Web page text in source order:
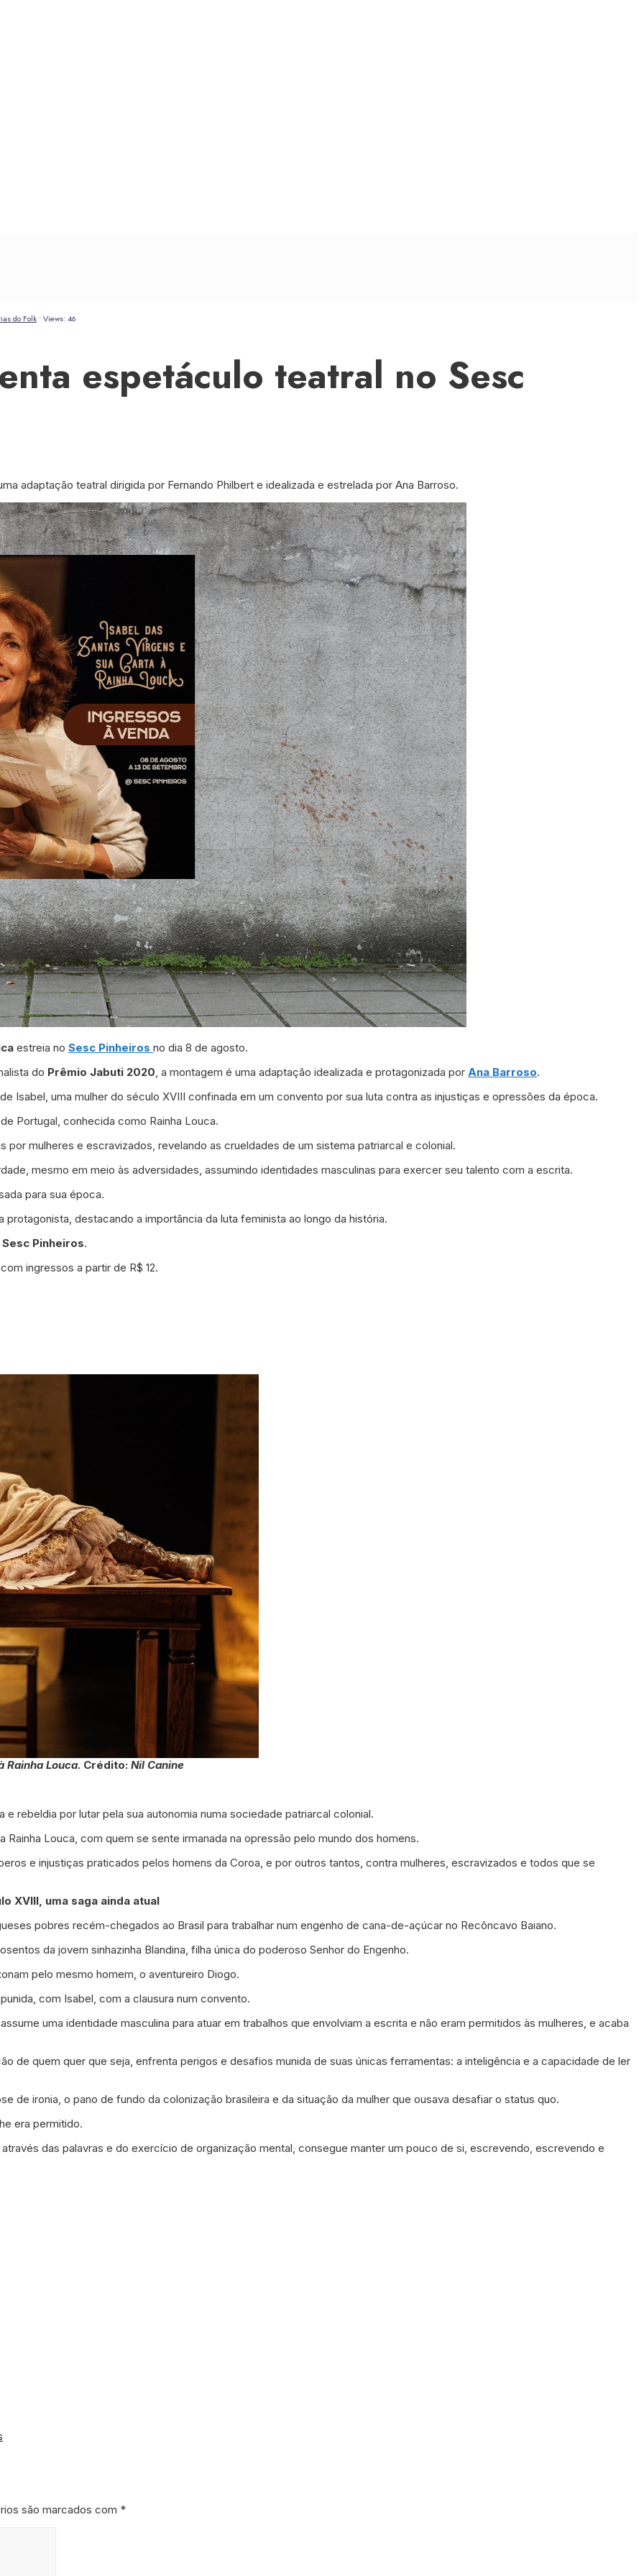
do Folk • Views: 46
espetáculo teatral no Sesc
adaptação teatral dirigida por Fernando Philbert e idealizada e estrelada por Ana Barroso.
estreia no Sesc Pinheiros no dia 8 de agosto.
do Prêmio Jabuti 2020, a montagem é uma adaptação idealizada e protagonizada por Ana Barroso.
Isabel, uma mulher do século XVIII confinada em um convento por sua luta contra as injustiças e opressões da época.
de Portugal, conhecida como Rainha Louca.
mulheres e escravizados, revelando as crueldades de um sistema patriarcal e colonial.
mesmo em meio às adversidades, assumindo identidades masculinas para exercer seu talento com a escrita.
para sua época.
protagonista, destacando a importância da luta feminista ao longo da história.
Sesc Pinheiros.
ingressos a partir de R$ 12.
Rainha Louca. Crédito: Nil Canine
rebeldia por lutar pela sua autonomia numa sociedade patriarcal colonial.
Rainha Louca, com quem se sente irmanada na opressão pelo mundo dos homens.
e injustiças praticados pelos homens da Coroa, e por outros tantos, contra mulheres, escravizados e todos que se
XVIII, uma saga ainda atual
pobres recém-chegados ao Brasil para trabalhar num engenho de cana-de-açúcar no Recôncavo Baiano.
da jovem sinhazinha Blandina, filha única do poderoso Senhor do Engenho.
pelo mesmo homem, o aventureiro Diogo.
com Isabel, com a clausura num convento.
uma identidade masculina para atuar em trabalhos que envolviam a escrita e não eram permitidos às mulheres, e acaba
de quem quer que seja, enfrenta perigos e desafios munida de suas únicas ferramentas: a inteligência e a capacidade de ler
de ironia, o pano de fundo da colonização brasileira e da situação da mulher que ousava desafiar o status quo.
era permitido.
das palavras e do exercício de organização mental, consegue manter um pouco de si, escrevendo, escrevendo e
são marcados com *